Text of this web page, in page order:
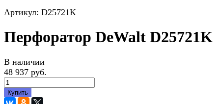
Артикул: D25721K
Перфоратор DeWalt D25721K
В наличии
48 937 руб.
Купить